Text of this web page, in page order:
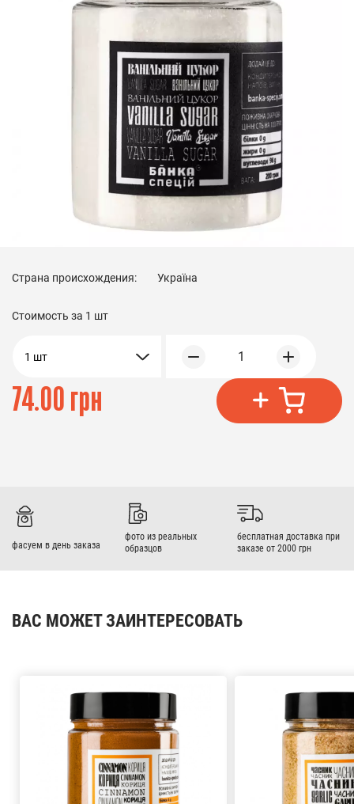
Страна происхождения: Україна
Стоимость за 1 шт
1 шт 1
74.00 грн
фасуем в день заказа
фото из реальных
образцов
бесплатная доставка при
заказе от 2000 грн
ВАС МОЖЕТ ЗАИНТЕРЕСОВАТЬ